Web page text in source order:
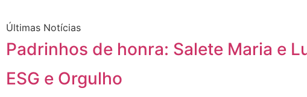
Últimas Notícias
Padrinhos de honra: Salete Maria e
ESG e Orgulho